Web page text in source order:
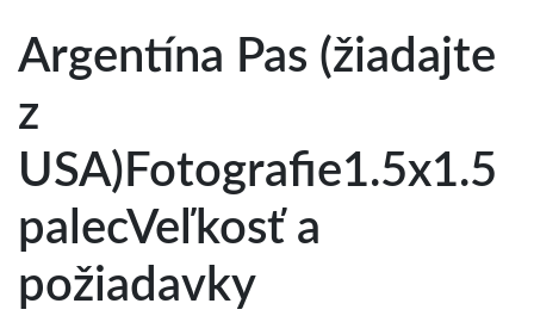
Argentína Pas (žiadajte
z
USA)Fotografie1.5x1.5
palecVeľkosť a
požiadavky